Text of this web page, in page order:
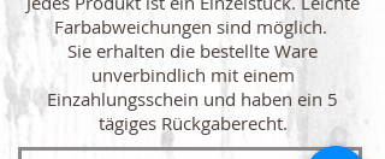
Farbabweichungen sind möglich.
Sie erhalten die bestellte Ware
unverbindlich mit einem
Einzahlungsschein und haben ein 5
tägiges Rückgaberecht.